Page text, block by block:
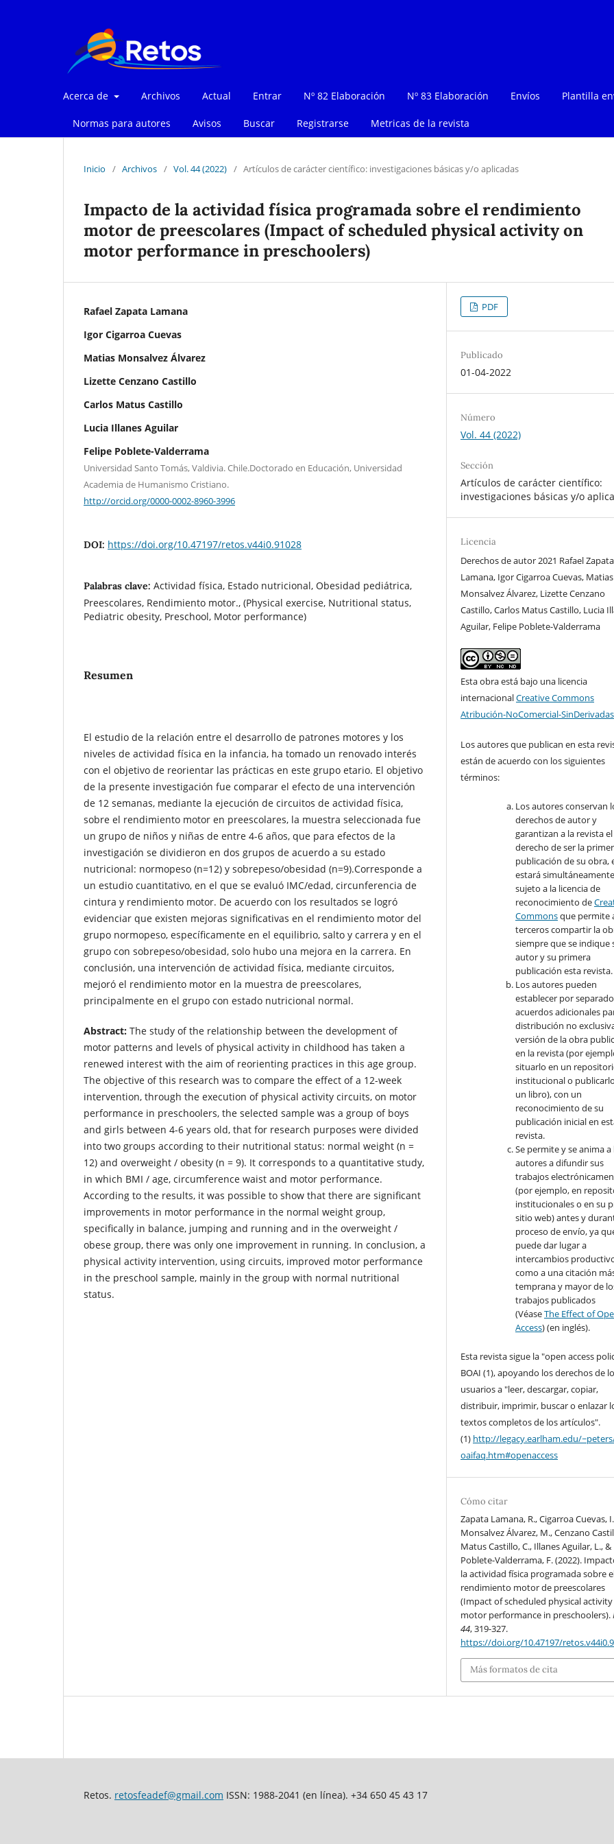
Acerca de Archivos Actual Entrar Nº 82 Elaboración Nº 83 Elaboración Envíos Plantilla
Normas para autores Avisos Buscar Registrarse Metricas de la revista
Inicio / Archivos / Vol. 44 (2022) / Artículos de carácter científico: investigaciones básicas y/o aplicadas
Impacto de la actividad física programada sobre el rendimiento
motor de preescolares (Impact of scheduled physical activity on
motor performance in preschoolers)
Rafael Zapata Lamana
Igor Cigarroa Cuevas
Matias Monsalvez Álvarez
Lizette Cenzano Castillo
Carlos Matus Castillo
Lucia Illanes Aguilar
Felipe Poblete-Valderrama
Universidad Santo Tomás, Valdivia. Chile.Doctorado en Educación, Universidad
Academia de Humanismo Cristiano.
http://orcid.org/0000-0002-8960-3996
DOI: https://doi.org/10.47197/retos.v44i0.91028
Palabras clave: Actividad física, Estado nutricional, Obesidad pediátrica,
Preescolares, Rendimiento motor., (Physical exercise, Nutritional status,
Pediatric obesity, Preschool, Motor performance)
Resumen
El estudio de la relación entre el desarrollo de patrones motores y los
niveles de actividad física en la infancia, ha tomado un renovado interés
con el objetivo de reorientar las prácticas en este grupo etario. El objetivo
de la presente investigación fue comparar el efecto de una intervención
de 12 semanas, mediante la ejecución de circuitos de actividad física,
sobre el rendimiento motor en preescolares, la muestra seleccionada fue
un grupo de niños y niñas de entre 4-6 años, que para efectos de la
investigación se dividieron en dos grupos de acuerdo a su estado
nutricional: normopeso (n=12) y sobrepeso/obesidad (n=9).Corresponde a
un estudio cuantitativo, en el que se evaluó IMC/edad, circunferencia de
cintura y rendimiento motor. De acuerdo con los resultados se logró
evidenciar que existen mejoras significativas en el rendimiento motor del
grupo normopeso, específicamente en el equilibrio, salto y carrera y en el
grupo con sobrepeso/obesidad, solo hubo una mejora en la carrera. En
conclusión, una intervención de actividad física, mediante circuitos,
mejoró el rendimiento motor en la muestra de preescolares,
principalmente en el grupo con estado nutricional normal.
Abstract: The study of the relationship between the development of
motor patterns and levels of physical activity in childhood has taken a
renewed interest with the aim of reorienting practices in this age group.
The objective of this research was to compare the effect of a 12-week
intervention, through the execution of physical activity circuits, on motor
performance in preschoolers, the selected sample was a group of boys
and girls between 4-6 years old, that for research purposes were divided
into two groups according to their nutritional status: normal weight (n =
12) and overweight / obesity (n = 9). It corresponds to a quantitative study,
in which BMI / age, circumference waist and motor performance.
According to the results, it was possible to show that there are significant
improvements in motor performance in the normal weight group,
specifically in balance, jumping and running and in the overweight /
obese group, there was only one improvement in running. In conclusion, a
physical activity intervention, using circuits, improved motor performance
in the preschool sample, mainly in the group with normal nutritional
status.
PDF
Publicado
01-04-2022
Número
Vol. 44 (2022)
Sección
Artículos de carácter científico:
investigaciones básicas y/o
Licencia
Derechos de autor 2021 Rafael Zapata
Lamana, Igor Cigarroa Cuevas, Matias
Monsalvez Álvarez, Lizette Cenzano
Castillo, Carlos Matus Castillo, Lucia
Aguilar, Felipe Poblete-Valderrama
Esta obra está bajo una licencia
internacionalCreative Commons
Atribución-NoComercial-
Los autores que publican en esta
están de acuerdo con los siguientes
términos:
Los autores conservan
derechos de autor y
garantizan a la revista el
derecho de ser la
publicación de su obra,
estará simultáneamente
sujeto a la licencia de
reconocimiento de
Commonsque permite
terceros compartir la
siempre que se indique
autor y su primera
publicación esta revista.
Los autores pueden
establecer por separado
acuerdos adicionales
distribución no
versión de la obra
en la revista (por
situarlo en un
institucional o
un libro), con un
reconocimiento de su
publicación inicial en
revista.
Se permite y se anima a
autores a difundir sus
trabajos
(por ejemplo, en
institucionales o en su
sitio web) antes y
proceso de envío, ya
puede dar lugar a
intercambios
como a una citación
temprana y mayor de
trabajos publicados
(VéaseThe Effect of
Access) (en inglés).
Esta revista sigue la "open access
BOAI (1), apoyando los derechos de
usuarios a "leer, descargar, copiar,
distribuir, imprimir, buscar o enlazar
textos completos de los artículos".
(1) http://legacy.earlham.edu/
oaifaq.htm#openaccess
Cómo citar
Zapata Lamana, R., Cigarroa Cuevas,
Monsalvez Álvarez, M., Cenzano
Matus Castillo, C., Illanes Aguilar, L., &
Poblete-Valderrama, F. (2022).
la actividad física programada sobre
rendimiento motor de preescolares
(Impact of scheduled physical
motor performance in preschoolers).
44, 319-327.
https://doi.org/10.47197/
Más formatos de cita
Retos. retosfeadef@gmail.com ISSN: 1988-2041 (en línea). +34 650 45 43 17